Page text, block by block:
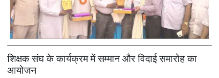
शिक्षक संघ के कार्यक्रम में सम्मान और विदाई समारोह का
आयोजन